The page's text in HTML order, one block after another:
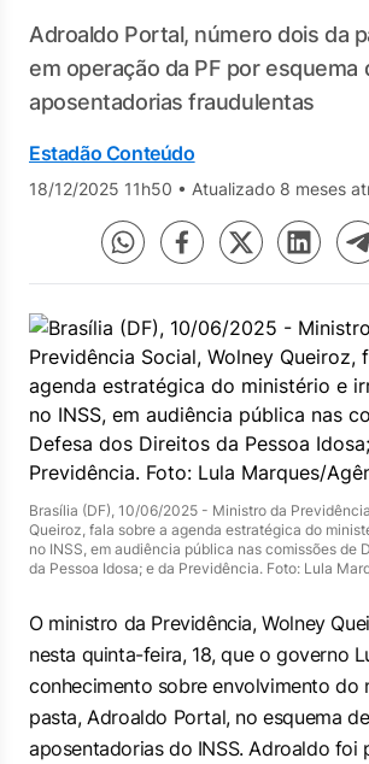
Adroaldo Portal, número dois da
em operação da PF por esquema
aposentadorias fraudulentas
Estadão Conteúdo
18/12/2025 11h50 • Atualizado 8 meses
Brasília (DF), 10/06/2025 - Ministro da
Queiroz, fala sobre a agenda estratégica do
no INSS, em audiência pública nas comissões de
da Pessoa Idosa; e da Previdência. Foto: Lula
O ministro da Previdência, Wolney
nesta quinta-feira, 18, que o governo
conhecimento sobre envolvimento do
pasta, Adroaldo Portal, no esquema
aposentadorias do INSS. Adroaldo foi